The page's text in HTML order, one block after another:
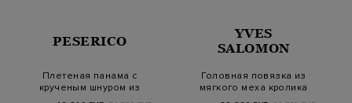
PESERICO
Плетеная панама с
крученым шнуром из
YVES
SALOMON
Головная повязка из
мягкого меха кролика